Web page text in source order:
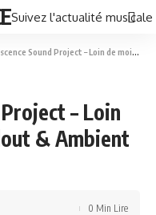
Suivez l'actualité
Project – Loin de moi (Relaxing Chillout & Ambient Summer Music)
– Loin
& Ambient
0 Min Lire